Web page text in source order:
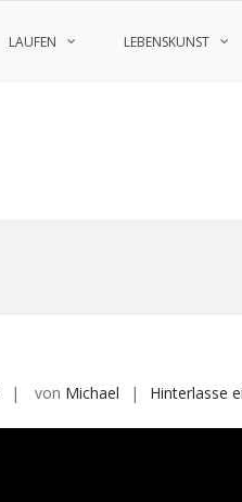
LAUFEN LEBENSKUNST
von Michael Hinterlasse